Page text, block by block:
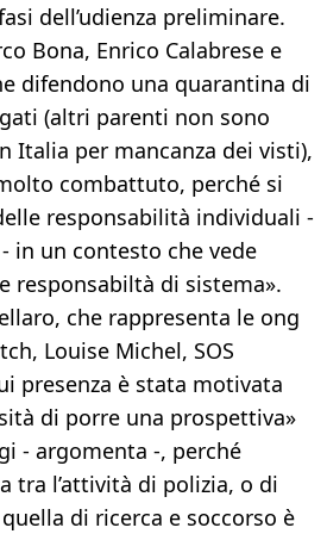
dell’udienza preliminare.
Bona, Enrico Calabrese e
difendono una quarantina di
(altri parenti non sono
Italia per mancanza dei visti),
combattuto, perché si
responsabilità individuali -
in un contesto che vede
responsabiltà di sistema».
che rappresenta le ong
Louise Michel, SOS
presenza è stata motivata
di porre una prospettiva»
- argomenta -, perché
tra l’attività di polizia, o di
di ricerca e soccorso è